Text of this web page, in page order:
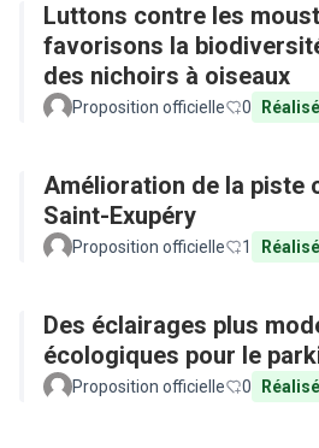
Luttons contre les
favorisons la
des nichoirs à oiseaux
Proposition officielle 0 Réalisé
Amélioration de la piste
Saint-Exupéry
Proposition officielle 1 Réalisé
Des éclairages plus
écologiques pour le
Proposition officielle 0 Réalisé